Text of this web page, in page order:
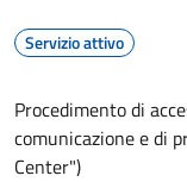
Servizio attivo
Procedimento di
comunicazione e di
Center")